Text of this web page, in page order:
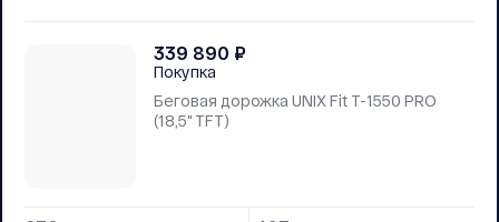
339 890 ₽
Покупка
Беговая дорожка UNIX Fit T-1550 PRO
(18,5" TFT)